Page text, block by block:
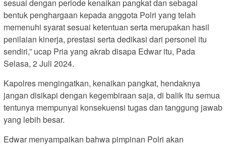
sesuai dengan periode kenaikan pangkat dan sebagai
bentuk penghargaan kepada anggota Polri yang telah
memenuhi syarat sesuai ketentuan serta merupakan hasil
penilaian kinerja, prestasi serta dedikasi dari personel itu
sendiri,” ucap Pria yang akrab disapa Edwar itu, Pada
Selasa, 2 Juli 2024.
Kapolres mengingatkan, kenaikan pangkat, hendaknya
jangan disikapi dengan kegembiraan saja, di balik itu semua
tentunya mempunyai konsekuensi tugas dan tanggung jawab
yang lebih besar.
Edwar menyampaikan bahwa pimpinan Polri akan